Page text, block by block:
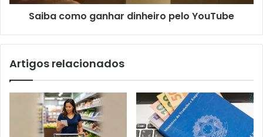
Saiba como ganhar dinheiro pelo YouTube
Artigos relacionados